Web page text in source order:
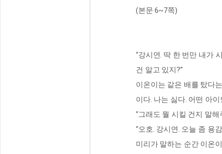
(본문 6~7쪽)
“강시연. 딱 한 번만 내가
건 알고 있지?”
이온이는 같은 배를 탔다
이다. 나는 싫다. 어떤 아
“그래도 뭘 시킬 건지 말해
“오호. 강시연. 오늘 좀 용
미리가 말하는 순간 이온